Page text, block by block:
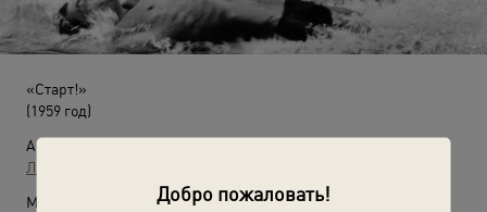
Добро пожаловать!
«Старт!»
(1959 год)
Автор:
Лев Бородулин
Место съемки: